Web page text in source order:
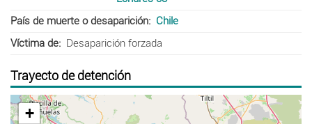
País de muerte o desaparición
Chile
Víctima de
Desaparición forzada
Trayecto de detención
+